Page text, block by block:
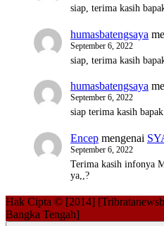
siap, terima kasih
humasbatengsaya
September 6, 2022
siap, terima kasih
humasbatengsaya
September 6, 2022
siap terima kasih bapak
Encep mengenai
September 6, 2022
Terima kasih infonya
ya,,?
Hak Cipta © [2014]
Bangka Tengah]